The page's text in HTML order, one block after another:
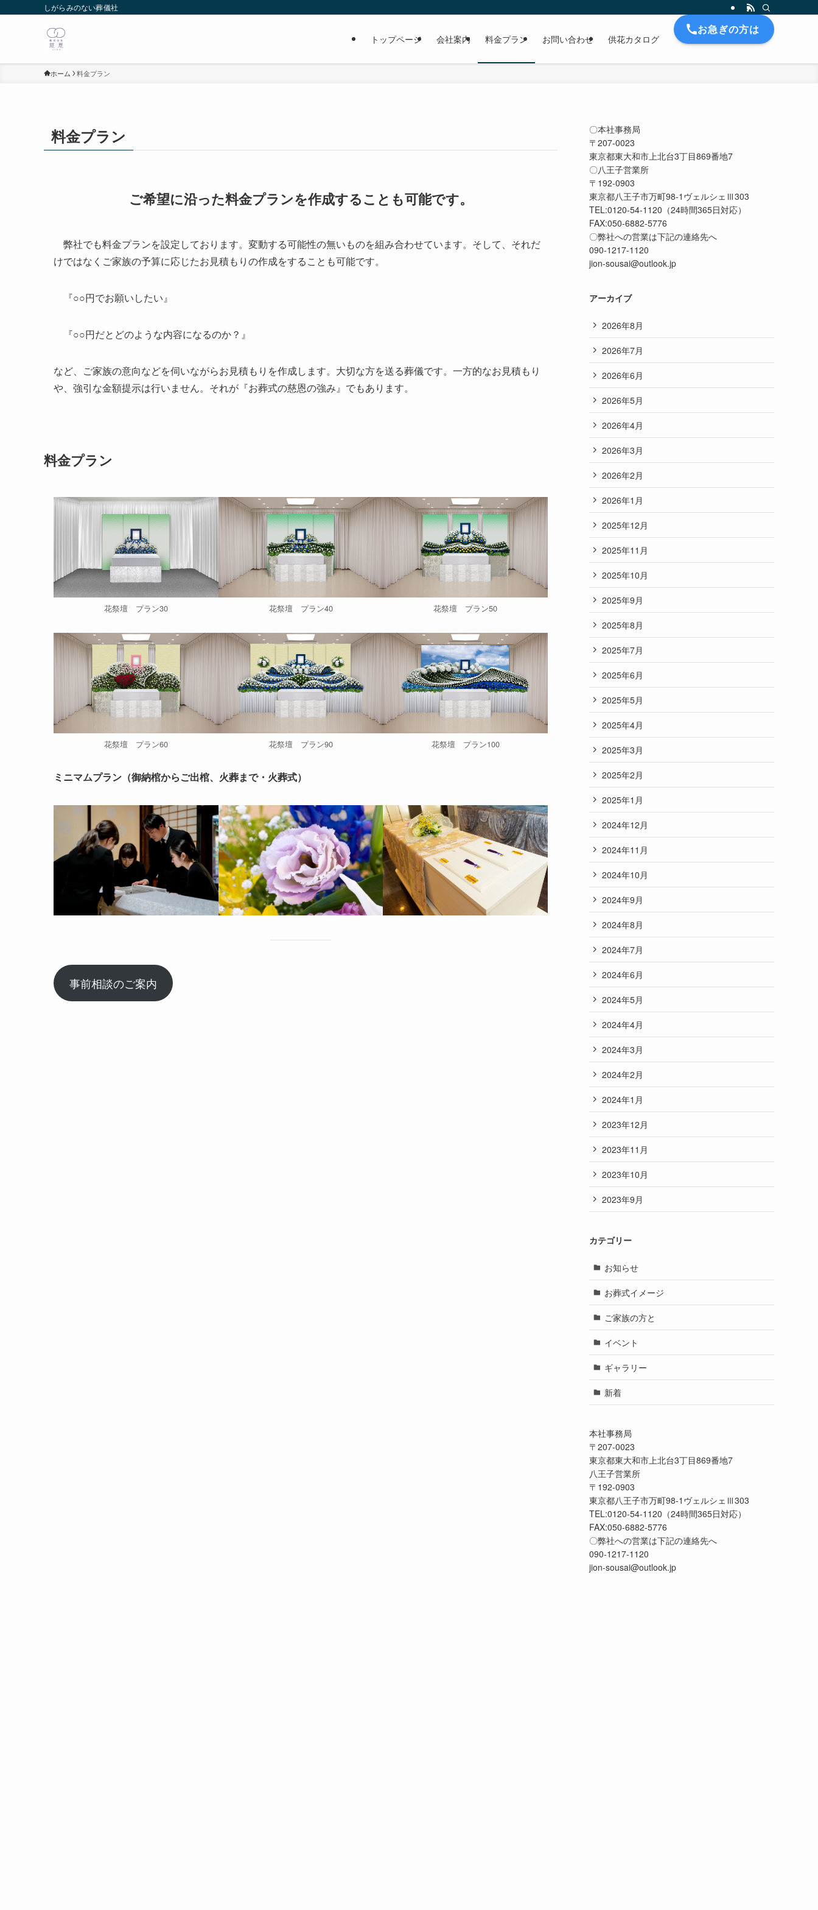
しがらみのない葬儀社
トップページ 会社案内 料金プラン お問い合わせ 供花カタログ
お急ぎの方は
ホーム 料金プラン
料金プラン
ご希望に沿った料金プランを作成することも可能です。
弊社でも料金プランを設定しております。変動する可能性の無いものを組み合わせています。そして、それだ
けではなくご家族の予算に応じたお見積もりの作成をすることも可能です。
『○○円でお願いしたい』
『○○円だとどのような内容になるのか？』
など、ご家族の意向などを伺いながらお見積もりを作成します。大切な方を送る葬儀です。一方的なお見積もり
や、強引な金額提示は行いません。それが『お葬式の慈恩の強み』でもあります。
料金プラン
花祭壇 プラン30 花祭壇 プラン40 花祭壇 プラン50
花祭壇 プラン60 花祭壇 プラン90 花祭壇 プラン100
ミニマムプラン（御納棺からご出棺、火葬まで・火葬式）
事前相談のご案内
〇本社事務局
〒207-0023
東京都東大和市上北台3丁目869番地7
〇八王子営業所
〒192-0903
東京都八王子市万町98-1ヴェルシェⅢ303
TEL:0120-54-1120（24時間365日対応）
FAX:050-6882-5776
〇弊社への営業は下記の連絡先へ
090-1217-1120
jion-sousai@outlook.jp
アーカイブ
2026年8月
2026年7月
2026年6月
2026年5月
2026年4月
2026年3月
2026年2月
2026年1月
2025年12月
2025年11月
2025年10月
2025年9月
2025年8月
2025年7月
2025年6月
2025年5月
2025年4月
2025年3月
2025年2月
2025年1月
2024年12月
2024年11月
2024年10月
2024年9月
2024年8月
2024年7月
2024年6月
2024年5月
2024年4月
2024年3月
2024年2月
2024年1月
2023年12月
2023年11月
2023年10月
2023年9月
カテゴリー
お知らせ
お葬式イメージ
ご家族の方と
イベント
ギャラリー
新着
本社事務局
〒207-0023
東京都東大和市上北台3丁目869番地7
八王子営業所
〒192-0903
東京都八王子市万町98-1ヴェルシェⅢ303
TEL:0120-54-1120（24時間365日対応）
FAX:050-6882-5776
〇弊社への営業は下記の連絡先へ
090-1217-1120
jion-sousai@outlook.jp